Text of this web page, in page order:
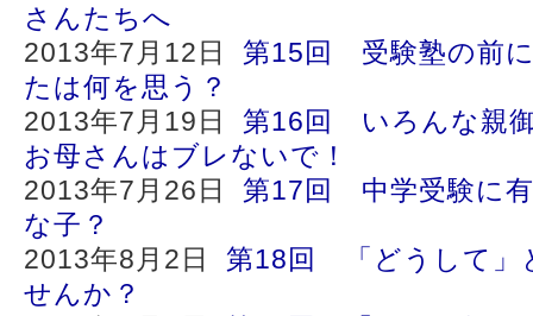
さんたちへ
2013年7月12日 第15回 受験塾の前
たは何を思う？
2013年7月19日 第16回 いろんな親
お母さんはブレないで！
2013年7月26日 第17回 中学受験に
な子？
2013年8月2日 第18回 「どうして」
せんか？